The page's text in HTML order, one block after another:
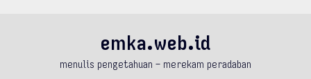
emka.web.id
menulis pengetahuan – merekam peradaban